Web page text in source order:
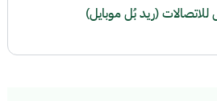
(ريد بُل موبايل)